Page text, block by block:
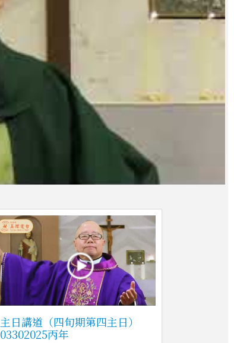
主日講道（四旬期第四主日）
03302025丙年